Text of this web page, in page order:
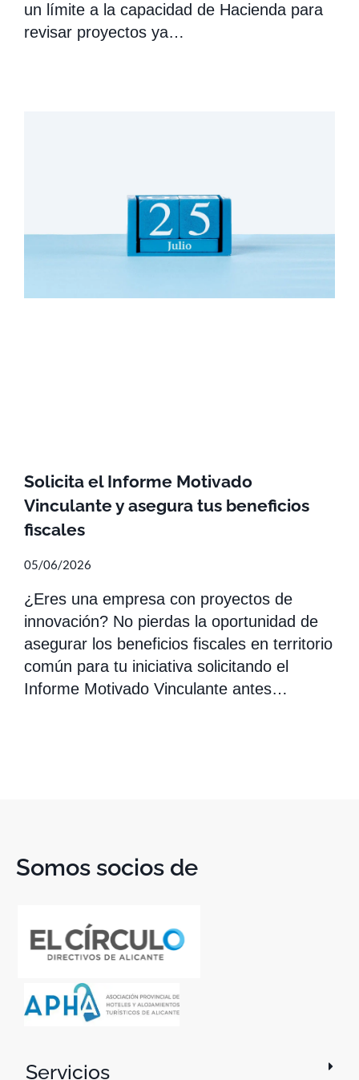
un límite a la capacidad de Hacienda para
revisar proyectos ya…
Solicita el Informe Motivado
Vinculante y asegura tus beneficios
fiscales
05/06/2026
¿Eres una empresa con proyectos de
innovación? No pierdas la oportunidad de
asegurar los beneficios fiscales en territorio
común para tu iniciativa solicitando el
Informe Motivado Vinculante antes…
Somos socios de
Servicios